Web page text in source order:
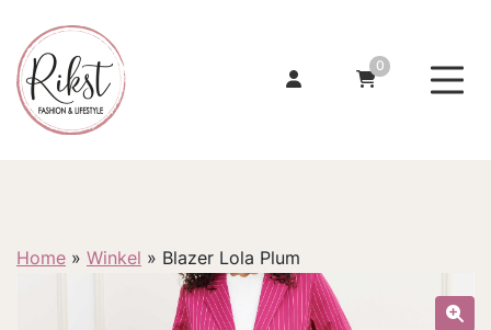
0
Home » Winkel » Blazer Lola Plum